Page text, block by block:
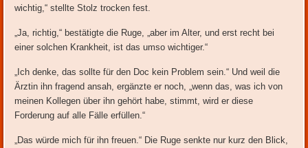
wichtig,“ stellte Stolz trocken fest.
„Ja, richtig,“ bestätigte die Ruge, „aber im Alter, und erst recht bei
einer solchen Krankheit, ist das umso wichtiger.“
„Ich denke, das sollte für den Doc kein Problem sein.“ Und weil die
Ärztin ihn fragend ansah, ergänzte er noch, „wenn das, was ich von
meinen Kollegen über ihn gehört habe, stimmt, wird er diese
Forderung auf alle Fälle erfüllen.“
„Das würde mich für ihn freuen.“ Die Ruge senkte nur kurz den Blick,